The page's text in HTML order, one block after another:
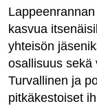
kasvua
yhteisön
osallisuus sekä
Turvallinen ja
pitkäkestoiset